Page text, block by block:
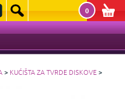
0
> KUĆIŠTA ZA TVRDE DISKOVE>